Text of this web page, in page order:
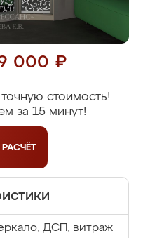
000 ₽
стоимость!
за 15 минут!
РАСЧЁТ
ДСП, витраж